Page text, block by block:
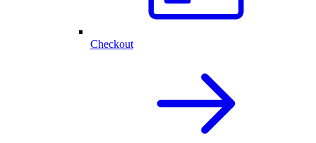
Checkout